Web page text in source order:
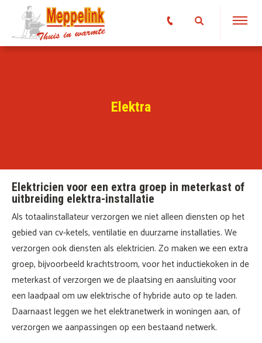
Elektra
Elektricien voor een extra groep in meterkast of
uitbreiding elektra-installatie
Als totaalinstallateur verzorgen we niet alleen diensten op het
gebied van cv-ketels, ventilatie en duurzame installaties. We
verzorgen ook diensten als elektricien. Zo maken we een extra
groep, bijvoorbeeld krachtstroom, voor het inductiekoken in de
meterkast of verzorgen we de plaatsing en aansluiting voor
een laadpaal om uw elektrische of hybride auto op te laden.
Daarnaast leggen we het elektranetwerk in woningen aan, of
verzorgen we aanpassingen op een bestaand netwerk.